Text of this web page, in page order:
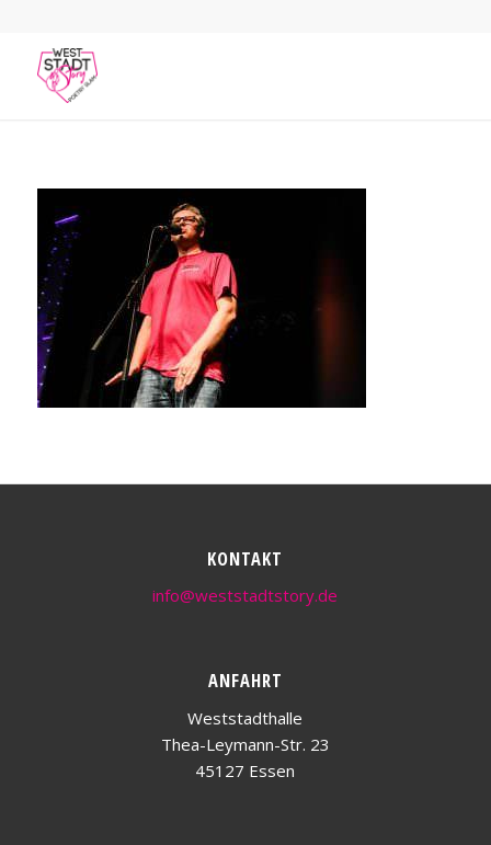
KONTAKT
info@weststadtstory.de
ANFAHRT
Weststadthalle
Thea-Leymann-Str. 23
45127 Essen